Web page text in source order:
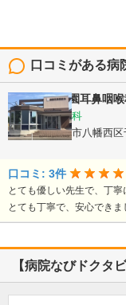
口コミがある病
医療法人脇園耳鼻咽喉
耳鼻いんこう科
福岡県北九州市八幡西
口コミ: 3件
とても優しい先生で、丁
とても丁寧で、安心でき
【病院なびドクタ